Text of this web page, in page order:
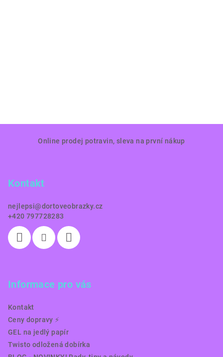
Online prodej potravin, sleva na první nákup
Kontakt
nejlepsi@dortoveobrazky.cz
+420 797728283
Informace pro vás
Kontakt
Ceny dopravy ⚡️
GEL na jedlý papír
Twisto odložená dobírka